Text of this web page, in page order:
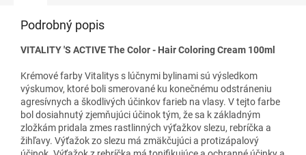
Podrobný popis
VITALITY 'S ACTIVE The Color - Hair Coloring Cream 100ml
Krémové farby Vitalitys s lúčnymi bylinami sú výsledkom
výskumov, ktoré boli smerované ku konečnému odstráneniu
agresívnych a škodlivých účinkov farieb na vlasy. V tejto farbe
bol dosiahnutý zjemňujúci účinok tým, že sa k základným
zložkám pridala zmes rastlinných výťažkov slezu, rebríčka a
žihľavy. Výťažok zo slezu má zmäkčujúci a protizápalový